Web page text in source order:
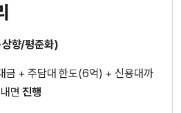
향/평준화)
금 + 주담대 한도(6억) + 신용대까
내면진행